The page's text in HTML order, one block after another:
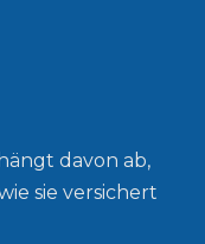
davon ab,
sie versichert